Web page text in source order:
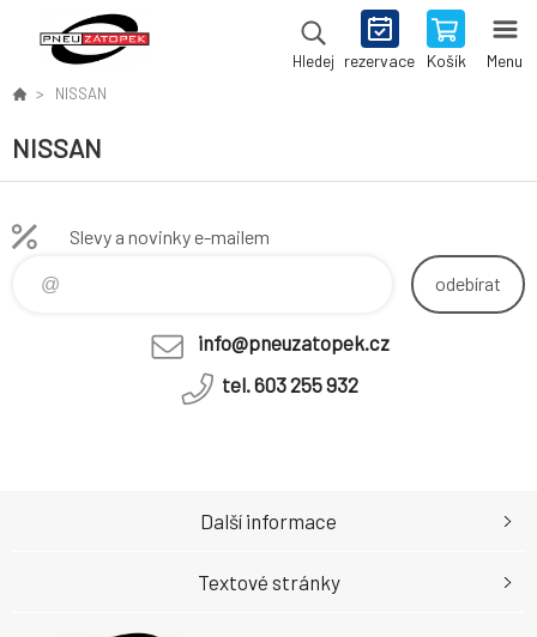
Hledej rezervace Košík Menu
NISSAN
NISSAN
Slevy a novinky e-mailem
odebírat
info@pneuzatopek.cz
tel. 603 255 932
Další informace
Textové stránky